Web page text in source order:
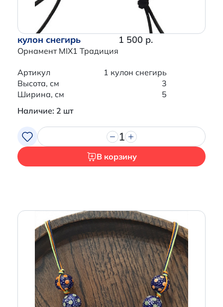
кулон снегирь
Орнамент MIX1 Традиция
1 500 р.
Артикул
1 кулон снегирь
Высота, см
3
Ширина, см
5
Наличие: 2 шт
1
В корзину